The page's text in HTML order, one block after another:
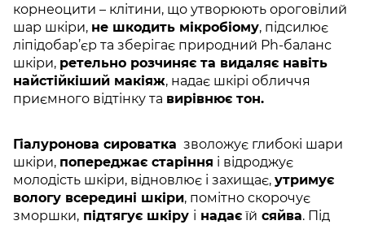
корнеоцити – клітини, що утворюють ороговілий
шар шкіри, не шкодить мікробіому, підсилює
ліпідобар’єр та зберігає природний Ph-баланс
шкіри, ретельно розчиняє та видаляє навіть
найстійкіший макіяж, надає шкірі обличчя
приємного відтінку та вирівнює тон.
Гіалуронова сироватка зволожує глибокі шари
шкіри, попереджає старіння і відроджує
молодість шкіри, відновлює і захищає, утримує
вологу всередині шкіри, помітно скорочує
зморшки, підтягує шкіру і надає їй сяйва. Під